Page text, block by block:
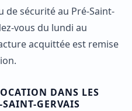
de sécurité au Pré-Saint-
vous du lundi au
acquittée est remise
DANS LES
GERVAIS